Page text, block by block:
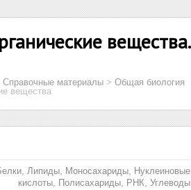
вещества.
Справочные материалы > Общая биология
вещества
, Липиды, Моносахариды,
Нуклеиновые
кислоты, Полисахариды, РНК Углеводы